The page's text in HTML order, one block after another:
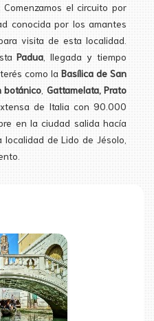
el circuito por
conocida por los amantes
visita de esta localidad.
Padua , llegada y tiempo
como la Basílica de San
botánico Gattamelata, Prato
de Italia con 90.000
en la ciudad salida hacía
de Lido de Jésolo,